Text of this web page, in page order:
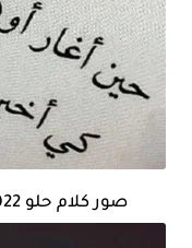
صور كلام حلو 2022 كلام جميل ومعبر مع الصور